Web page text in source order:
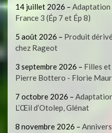
14 juillet 2026 – Adaptation
France 3 (Ép 7 et Ép 8)
5 août 2026 – Produit
chez Rageot
3 septembre 2026 – Filles
Pierre Bottero - Florie
7 octobre 2026 –
L’Œil d’Otolep, Glénat
8 novembre 2026 –